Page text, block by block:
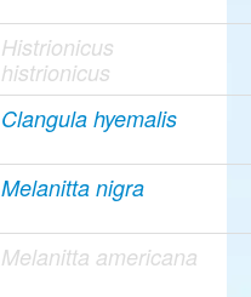
Histrionicus
histrionicus
Clangula hyemalis
Melanitta nigra
Melanitta americana